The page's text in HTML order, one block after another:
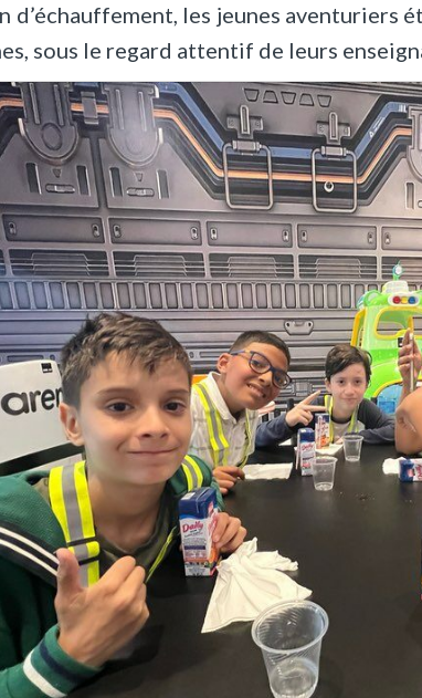
d’échauffement, les jeunes aventuriers
sous le regard attentif de leurs